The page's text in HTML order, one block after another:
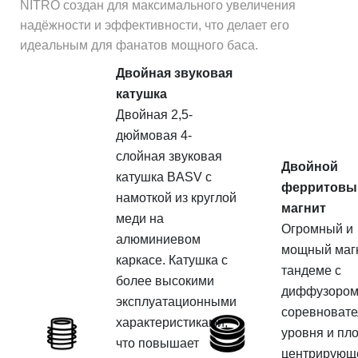
NITRO создан для максимального увеличения
надёжности и эффективности, что делает его
идеальным для фанатов мощного баса.
Двойная звуковая
катушка
Двойная 2,5-
дюймовая 4-
слойная звуковая
катушка BASV с
намоткой из круглой
меди на
алюминиевом
каркасе. Катушка с
более высокими
эксплуатационными
характеристиками,
что повышает
Двойной
магнит
Огромный и
мощный
тандеме с
диффузором
уровня и